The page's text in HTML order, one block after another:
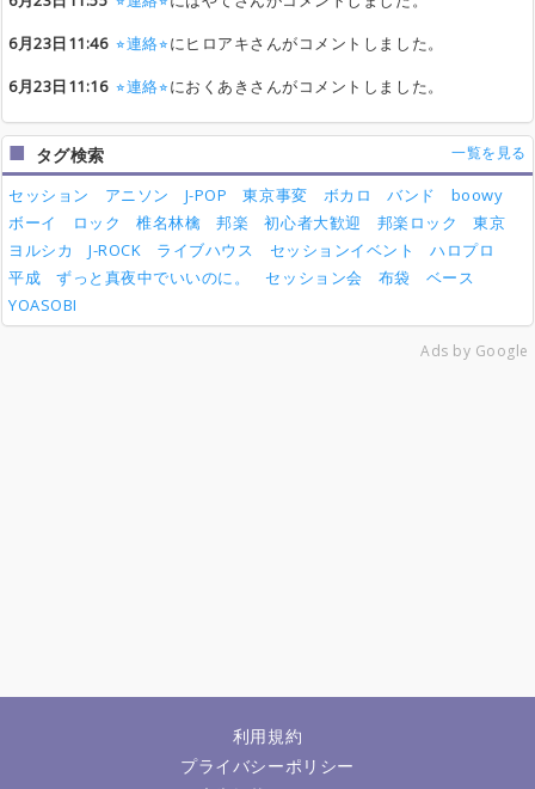
6月23日11:46 ⭐︎連絡⭐︎にヒロアキさんがコメントしました。
6月23日11:16 ⭐︎連絡⭐︎におくあきさんがコメントしました。
タグ検索 一覧を見る
セッション アニソン J-POP 東京事変 ボカロ バンド
boowy
ボーイ
ロック 椎名林檎 邦楽 初心者大歓迎 邦楽ロック
東京
ヨルシカ
J-ROCK ライブハウス セッションイベント
ハロプロ
平成
ずっと真夜中でいいのに。 セッション会 布袋
ベース
YOASOBI
Ads by Google
利用規約
プライバシーポリシー